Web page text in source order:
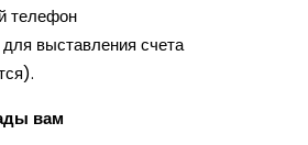
телефон
выставления счета
вам